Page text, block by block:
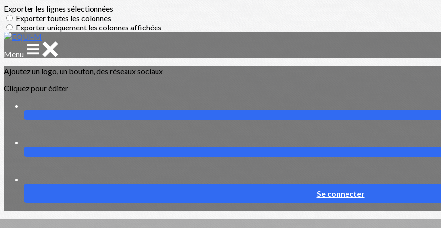
Exporter les lignes sélectionnées
Exporter toutes les colonnes
Exporter uniquement les colonnes affichées
Menu
Ajoutez un logo, un bouton, des réseaux sociaux
Cliquez pour éditer
Se connecter